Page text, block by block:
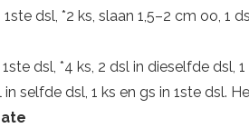
1ste dsl, *2 ks, slaan 1,5–2 cm oo, 1
dsl, *4 ks, 2 dsl in dieselfde dsl,
selfde dsl, 1 ks en gs in 1ste dsl.